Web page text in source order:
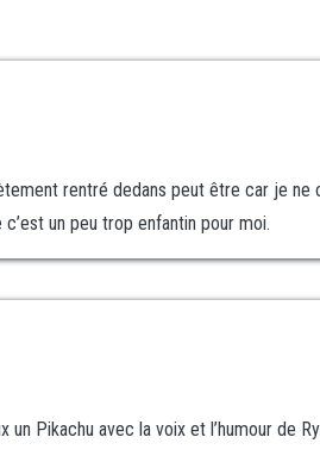
rentré dedans peut être car je ne
un peu trop enfantin pour moi.
Pikachu avec la voix et l’humour de